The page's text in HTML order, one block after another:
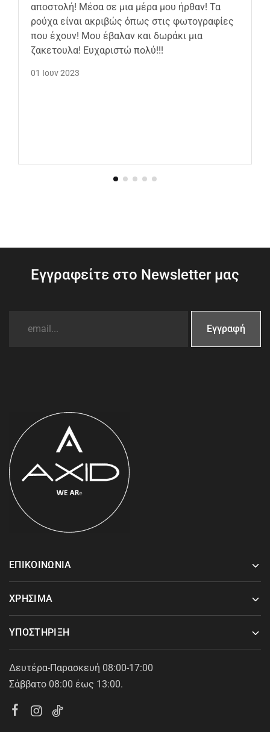
αποστολή! Μέσα σε μια μέρα μου ήρθαν! Τα
ρούχα είναι ακριβώς όπως στις φωτογραφίες
που έχουν! Μου έβαλαν και δωράκι μια
ζακετουλα! Ευχαριστώ πολύ!!!
01 Ιουν 2023
Εγγραφείτε στο Newsletter μας
ΕΠΙΚΟΙΝΩΝΙΑ
ΧΡΗΣΙΜΑ
ΥΠΟΣΤΗΡΙΞΗ
Δευτέρα-Παρασκευή 08:00-17:00
Σάββατο 08:00 έως 13:00.